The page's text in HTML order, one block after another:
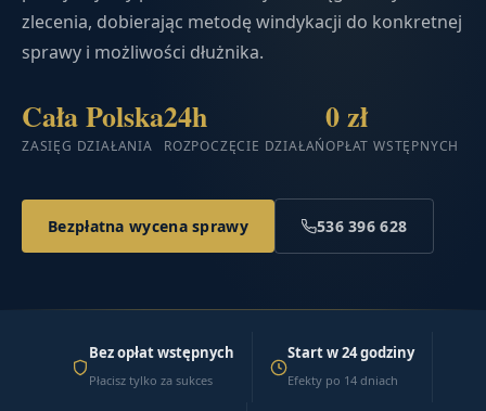
zlecenia, dobierając metodę windykacji do konkretnej
sprawy i możliwości dłużnika.
Cała Polska
ZASIĘG DZIAŁANIA
24h
ROZPOCZĘCIE DZIAŁAŃ
0 zł
OPŁAT WSTĘPNYCH
Bezpłatna wycena sprawy 536 396 628
Bez opłat wstępnych
Płacisz tylko za sukces
Start w 24 godziny
Efekty po 14 dniach